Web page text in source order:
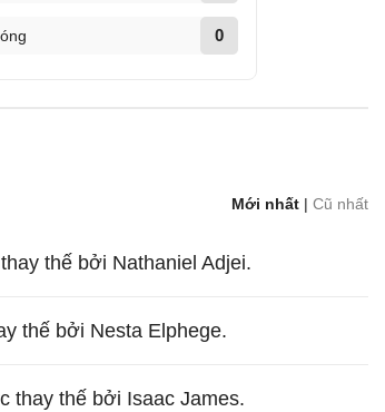
0
Mới nhất |Cũ nhất
thế bởi Nathaniel Adjei.
thế bởi Nesta Elphege.
thay thế bởi Isaac James.